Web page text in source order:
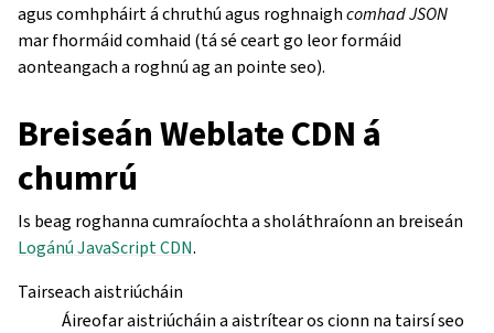
agus comhpháirt á chruthú agus roghnaighcomhad JSON
mar fhormáid comhaid (tá sé ceart go leor formáid
aonteangach a roghnú ag an pointe seo).
Breiseán Weblate CDN á
chumrú
Is beag roghanna cumraíochta a sholáthraíonn an breiseán
Logánú JavaScript CDN.
Tairseach aistriúcháin
Áireofar aistriúcháin a aistrítear os cionn na tairsí seo